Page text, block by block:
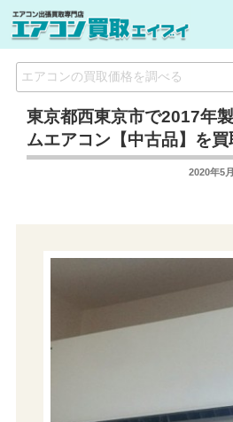
東京都西東京市で2017年
ムエアコン【中古品】を買
2020年5